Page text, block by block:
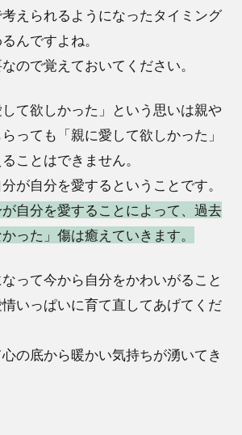
えられるようになったタイミング
んですよね。
ので覚えておいてください。
て欲しかった」という思いは親や
っても「親に愛して欲しかった」
ことはできません。
が自分を愛するということです。
自分を愛することによって、過去
った」傷は癒えていきます。
って今から自分をかわいがること
いっぱいに育て直してあげてくだ
の底から暖かい気持ちが湧いてき